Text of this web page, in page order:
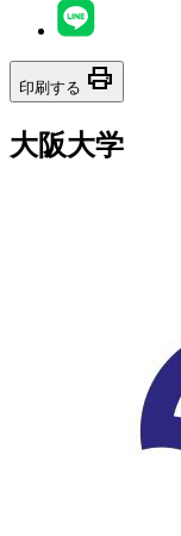
印刷する print
大阪大学